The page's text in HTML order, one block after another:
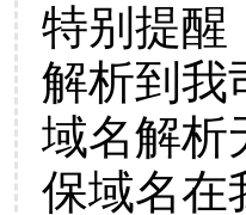
特别提醒
解析到我
域名解析
保域名在